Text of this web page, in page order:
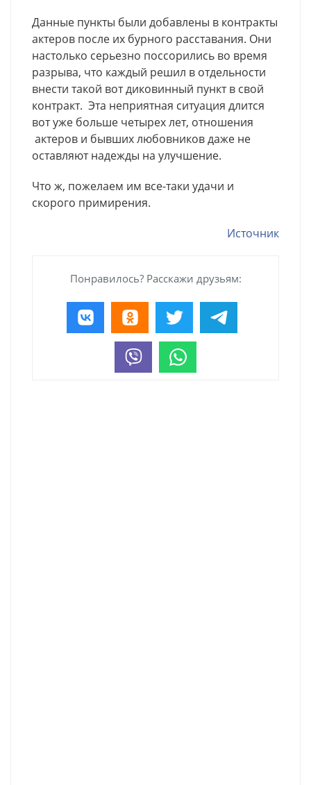
Данные пункты были добавлены в контракты
актеров после их бурного расставания. Они
настолько серьезно поссорились во время
разрыва, что каждый решил в отдельности
внести такой вот диковинный пункт в свой
контракт. Эта неприятная ситуация длится
вот уже больше четырех лет, отношения
актеров и бывших любовников даже не
оставляют надежды на улучшение.
Что ж, пожелаем им все-таки удачи и
скорого примирения.
Источник
Понравилось? Расскажи друзьям: